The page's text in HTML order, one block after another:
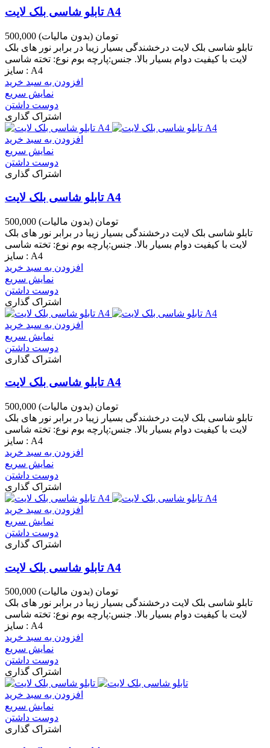
تابلو شاسی بلک لایت A4
500,000 تومان (بدون مالیات)
تابلو شاسی بلک لایت درخشندگی بسیار زیبا در برابر نور های بلک
لایت با کیفیت دوام بسیار بالا. جنس:پارچه بوم نوع: تخته شاسی
سایز : A4
افزودن به سبد خرید
نمایش سریع
دوست داشتن
اشتراک گذاری
افزودن به سبد خرید
نمایش سریع
دوست داشتن
اشتراک گذاری
تابلو شاسی بلک لایت A4
500,000 تومان (بدون مالیات)
تابلو شاسی بلک لایت درخشندگی بسیار زیبا در برابر نور های بلک
لایت با کیفیت دوام بسیار بالا. جنس:پارچه بوم نوع: تخته شاسی
سایز : A4
افزودن به سبد خرید
نمایش سریع
دوست داشتن
اشتراک گذاری
افزودن به سبد خرید
نمایش سریع
دوست داشتن
اشتراک گذاری
تابلو شاسی بلک لایت A4
500,000 تومان (بدون مالیات)
تابلو شاسی بلک لایت درخشندگی بسیار زیبا در برابر نور های بلک
لایت با کیفیت دوام بسیار بالا. جنس:پارچه بوم نوع: تخته شاسی
سایز : A4
افزودن به سبد خرید
نمایش سریع
دوست داشتن
اشتراک گذاری
افزودن به سبد خرید
نمایش سریع
دوست داشتن
اشتراک گذاری
تابلو شاسی بلک لایت A4
500,000 تومان (بدون مالیات)
تابلو شاسی بلک لایت درخشندگی بسیار زیبا در برابر نور های بلک
لایت با کیفیت دوام بسیار بالا. جنس:پارچه بوم نوع: تخته شاسی
سایز : A4
افزودن به سبد خرید
نمایش سریع
دوست داشتن
اشتراک گذاری
افزودن به سبد خرید
نمایش سریع
دوست داشتن
اشتراک گذاری